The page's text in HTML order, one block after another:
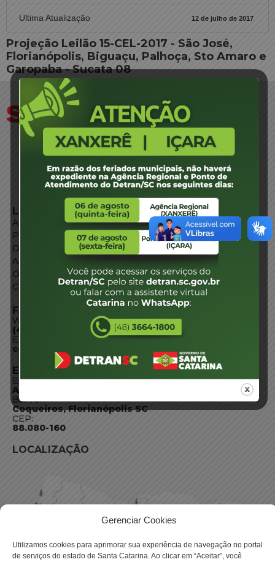
Gerenciar Cookies
Utilizamos cookies para aprimorar sua experiência de navegação no portal
de serviços do estado de Santa Catarina. Ao clicar em “Aceitar”, você
Ultima Atualização 12 de julho de 2017
Projeção Leilão 15-CEL-2017 - São José,
Florianópolis, Biguaçu, Palhoça, Sto Amaro e
Garopaba - Sucata 08
LINKS EXTERNOS
Agência de Notícias
Portal de Serviços
Diário Oficial
Acesso à Informação
Órgãos do Governo
Conheça SC
FALE CONOSCO
WhatsApp:
(48) 3664-1800
E-mail:
centraldeinformacoes@detran.sc.gov.br
ENDEREÇO
Endereço:
Av. Almirante Tamandaré - 480
Bairro:
Coqueiros, Florianópolis SC
CEP:
88.080-160
LOCALIZAÇÃO